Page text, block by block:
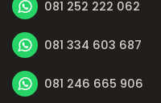
081 252 222 062
081 334 603 687
081 246 665 906